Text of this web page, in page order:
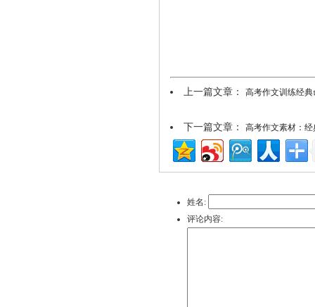
上一篇文章： 高考作文训练经典
下一篇文章： 高考作文素材：
姓名:
评论内容: